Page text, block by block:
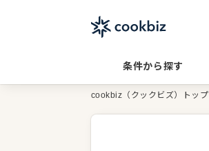
条件から探す
cookbiz（クックビズ）トップ